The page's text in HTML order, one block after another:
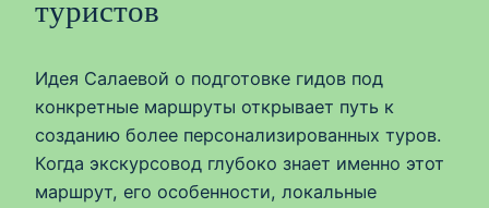
туристов
Идея Салаевой о подготовке гидов под
конкретные маршруты открывает путь к
созданию более персонализированных туров.
Когда экскурсовод глубоко знает именно этот
маршрут, его особенности, локальные